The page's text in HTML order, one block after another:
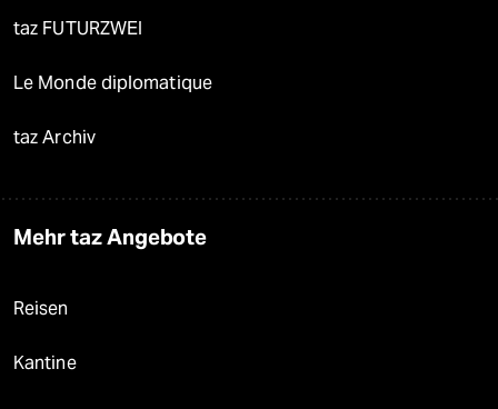
taz FUTURZWEI
Le Monde diplomatique
taz Archiv
Mehr taz Angebote
Reisen
Kantine